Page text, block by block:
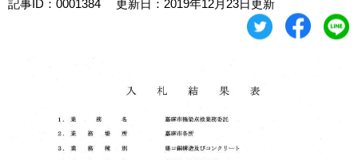
記事ID：0001384 更新日：2019年12月23日更新